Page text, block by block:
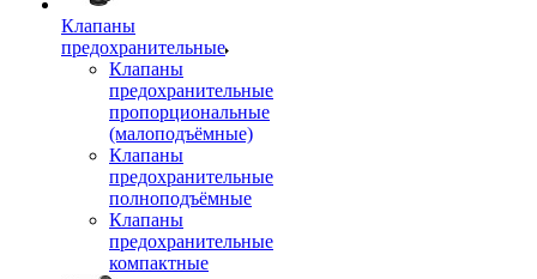
Клапаны
предохранительные
Клапаны
предохранительные
пропорциональные
(малоподъёмные)
Клапаны
предохранительные
полноподъёмные
Клапаны
предохранительные
компактные